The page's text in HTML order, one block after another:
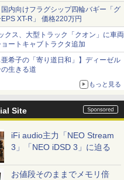
の観光・旅客輸送向けバス
内向けフラグシップ四輪バギー「グ
XT-R」 価格220万円
クス、大型トラック「クオン」に車両
ートキャブトラクタ追加
亜希子の「寄り道日和」】ディーゼル
生きる道
もっと見る
Site
iFi audio主力「NEO Stream
3」「NEO iDSD 3」に迫る
お値段そのままでメモリ倍